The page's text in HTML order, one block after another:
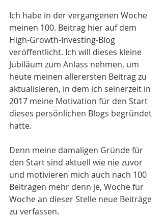
Ich habe in der vergangenen Woche
meinen 100. Beitrag hier auf dem
High-Growth-Investing-Blog
veröffentlicht. Ich will dieses kleine
Jubiläum zum Anlass nehmen, um
heute meinen allerersten Beitrag zu
aktualisieren, in dem ich seinerzeit in
2017 meine Motivation für den Start
dieses persönlichen Blogs begründet
hatte.
Denn meine damaligen Gründe für
den Start sind aktuell wie nie zuvor
und motivieren mich auch nach 100
Beiträgen mehr denn je, Woche für
Woche an dieser Stelle neue Beiträge
zu verfassen.